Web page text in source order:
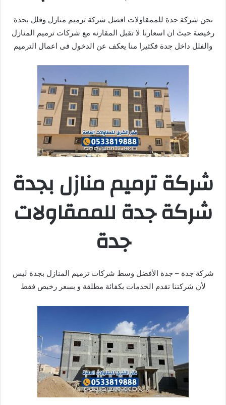
نحن شركة جدة للممقاولات افضل شركة ترميم منازل وفلل بجدة
رخيصة حيث ان اسعارنا لا تقبل المقارنه مع شركات ترميم المنازل
والفلل داخل جدة فكثيرا منا يعكف عن الدخول فى اعمال الترميم
شركة ترميم منازل بجدة
شركة جدة للممقاولات
جدة
شركة جدة – جدة الأفضل وسط شركات ترميم المنازل بجدة ليس
لأن شركتنا تقدم الخدمات بكفائة مطلقة و بسعر رخيص فقط